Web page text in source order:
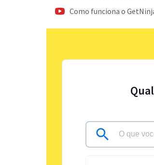
Como funciona o